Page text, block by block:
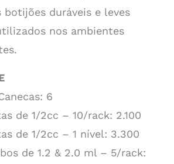
botijões duráveis e leves
nos ambientes
6
de 1/2cc – 10/rack: 2.100
de 1/2cc – 1 nível: 3.300
de 1.2 & 2.0 ml – 5/rack: